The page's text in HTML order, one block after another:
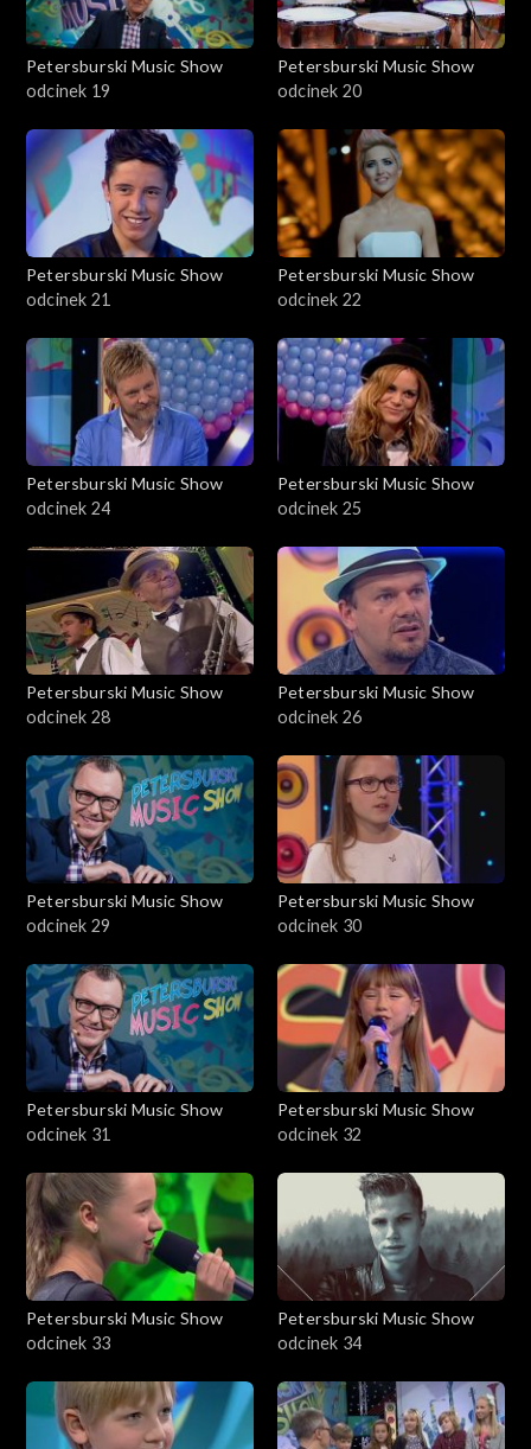
Petersburski Music Show
odcinek 19
Petersburski Music Show
odcinek 20
Petersburski Music Show
odcinek 21
Petersburski Music Show
odcinek 22
Petersburski Music Show
odcinek 24
Petersburski Music Show
odcinek 25
Petersburski Music Show
odcinek 28
Petersburski Music Show
odcinek 26
Petersburski Music Show
odcinek 29
Petersburski Music Show
odcinek 30
Petersburski Music Show
odcinek 31
Petersburski Music Show
odcinek 32
Petersburski Music Show
odcinek 33
Petersburski Music Show
odcinek 34